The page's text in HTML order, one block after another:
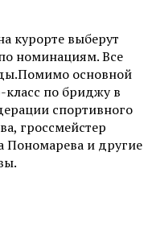
курорте выберут
номинациям. Все
основной
класс по бриджу в
спортивного
гроссмейстер
Пономарева и другие